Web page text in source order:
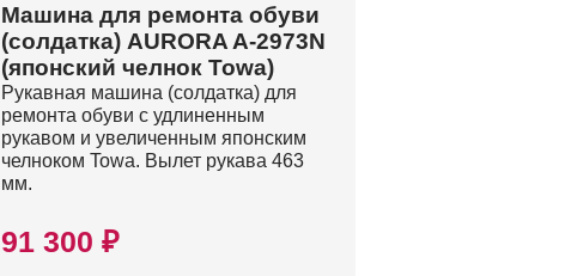
Машина для ремонта обуви
(солдатка) AURORA A-2973N
(японский челнок Towa)
Рукавная машина (солдатка) для
ремонта обуви с удлиненным
рукавом и увеличенным японским
челноком Towa. Вылет рукава 463
мм.
91 300 ₽